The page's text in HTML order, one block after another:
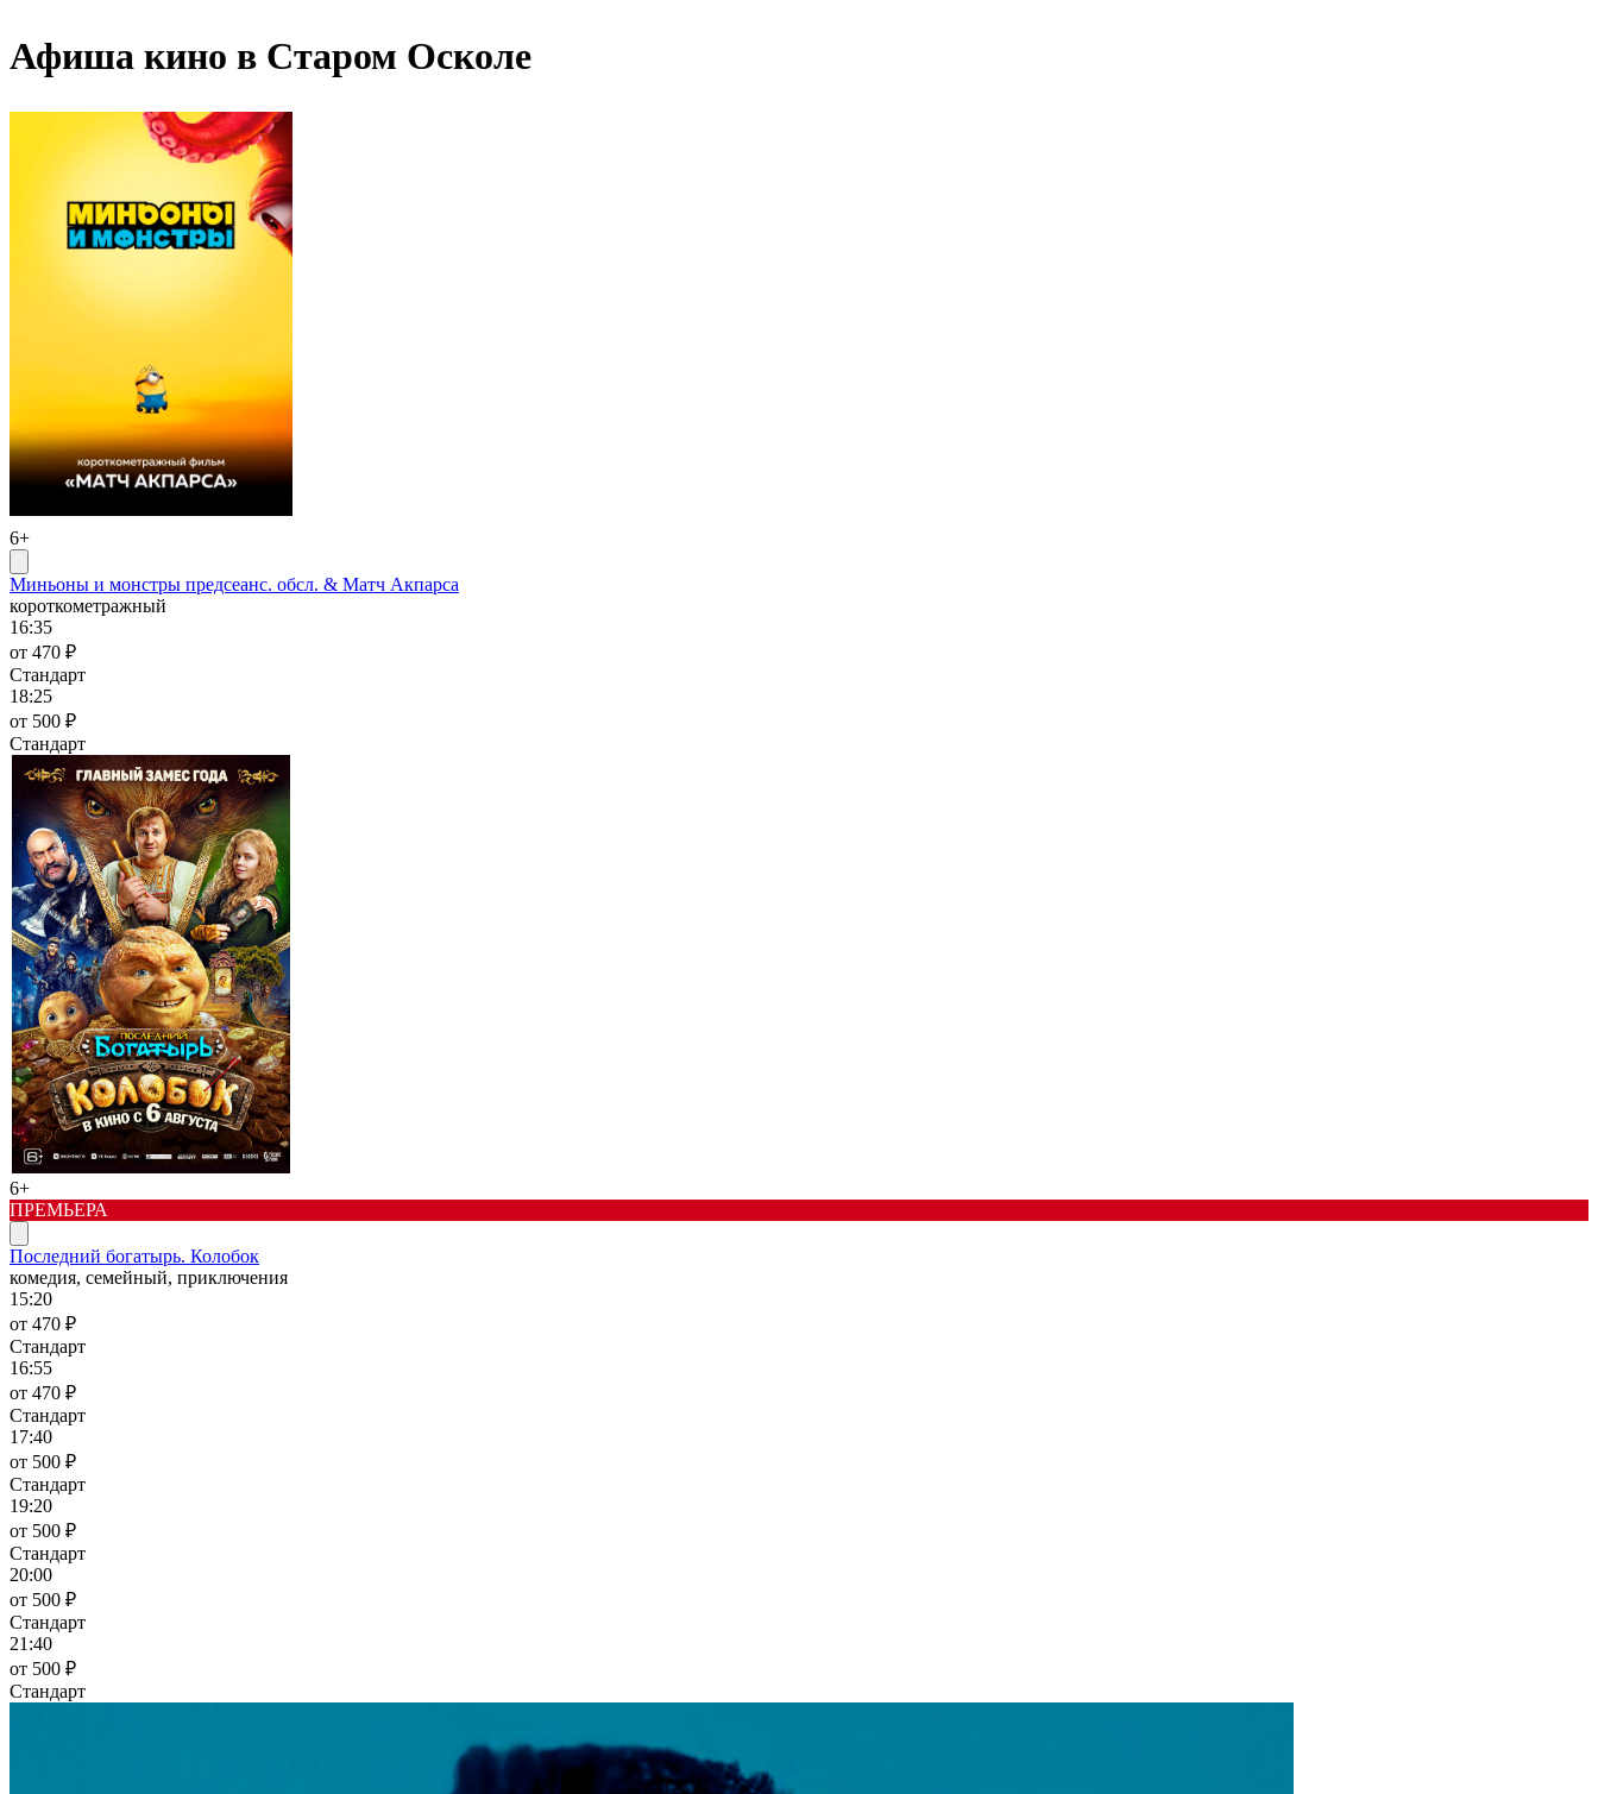
Афиша кино в Старом Осколе
6+
Миньоны и монстры предсеанс. обсл. & Матч Акпарса
короткометражный
16:35
от 470 ₽
Стандарт
18:25
от 500 ₽
Стандарт
6+
ПРЕМЬЕРА
Последний богатырь. Колобок
комедия, семейный, приключения
15:20
от 470 ₽
Стандарт
16:55
от 470 ₽
Стандарт
17:40
от 500 ₽
Стандарт
19:20
от 500 ₽
Стандарт
20:00
от 500 ₽
Стандарт
21:40
от 500 ₽
Стандарт